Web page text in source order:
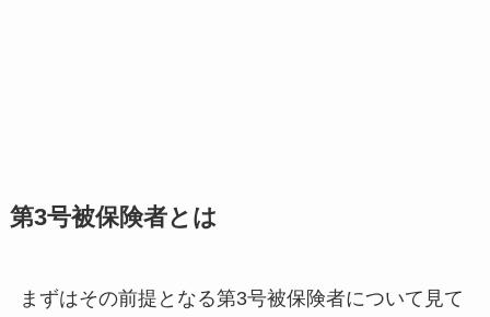
第3号被保険者とは
まずはその前提となる第3号被保険者について見て